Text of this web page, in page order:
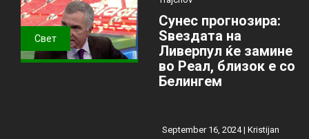
Свет
Сунес прогнозира:
Ѕвездата на
Ливерпул ќе замине
во Реал, близок е со
Белингем
September 16, 2024 | Kristijan